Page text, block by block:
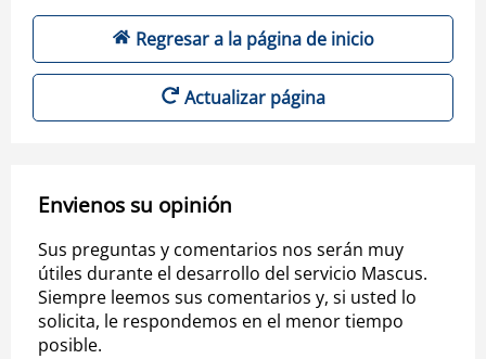
Regresar a la página de inicio
Actualizar página
Envienos su opinión
Sus preguntas y comentarios nos serán muy
útiles durante el desarrollo del servicio Mascus.
Siempre leemos sus comentarios y, si usted lo
solicita, le respondemos en el menor tiempo
posible.